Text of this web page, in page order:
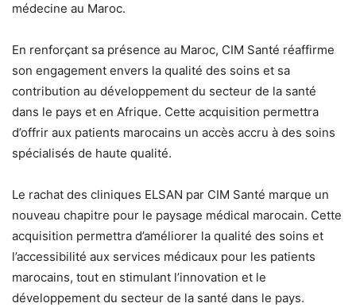
médecine au Maroc.
En renforçant sa présence au Maroc, CIM Santé réaffirme
son engagement envers la qualité des soins et sa
contribution au développement du secteur de la santé
dans le pays et en Afrique. Cette acquisition permettra
d’offrir aux patients marocains un accès accru à des soins
spécialisés de haute qualité.
Le rachat des cliniques ELSAN par CIM Santé marque un
nouveau chapitre pour le paysage médical marocain. Cette
acquisition permettra d’améliorer la qualité des soins et
l’accessibilité aux services médicaux pour les patients
marocains, tout en stimulant l’innovation et le
développement du secteur de la santé dans le pays.